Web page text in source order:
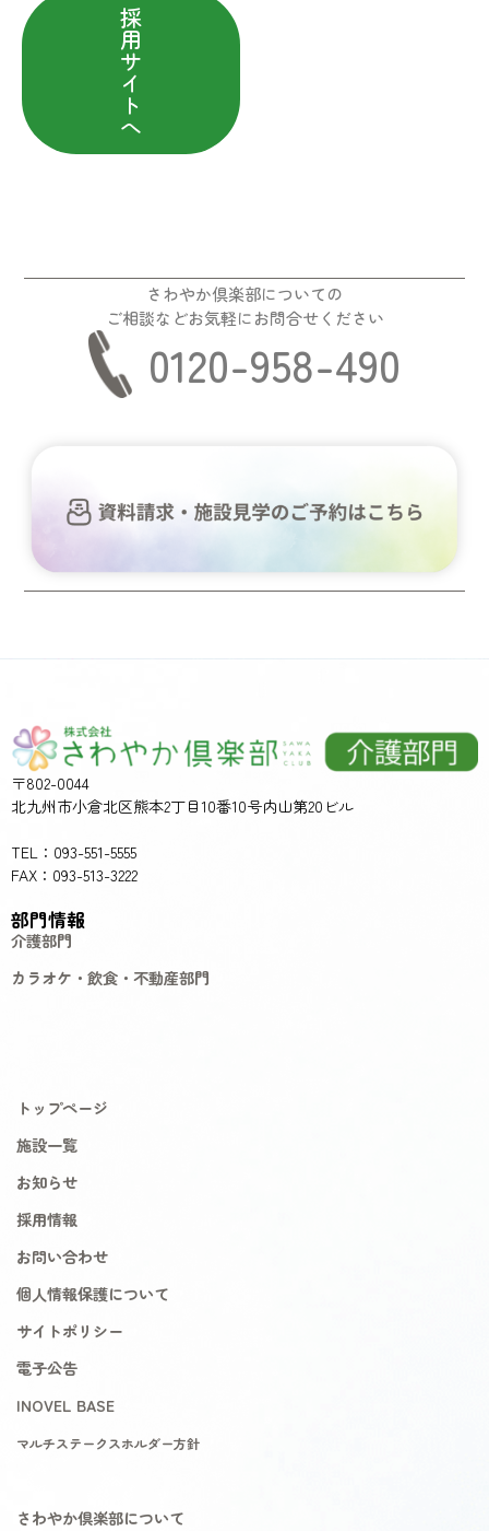
採
用
サ
イ
ト
へ
さわやか倶楽部についての
ご相談などお気軽にお問合せください
0120-958-490
〒802-0044
北九州市小倉北区熊本2丁目10番10号内山第20ビル
TEL：093-551-5555
FAX：093-513-3222
部門情報
介護部門
カラオケ・飲食・不動産部門
トップページ
施設一覧
お知らせ
採用情報
お問い合わせ
個人情報保護について
サイトポリシー
電子公告
INOVEL BASE
マルチステークスホルダー方針
さわやか倶楽部について